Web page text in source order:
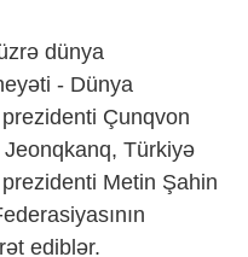
dünya
- Dünya
Çunqvon
Türkiyə
Metin Şahin
ediblər.